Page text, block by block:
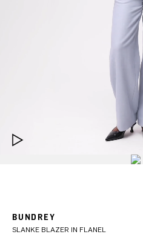
BUNDREY
SLANKE BLAZER IN FLANEL